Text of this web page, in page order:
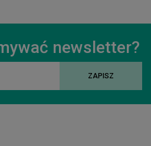
newsletter?
ZAPISZ